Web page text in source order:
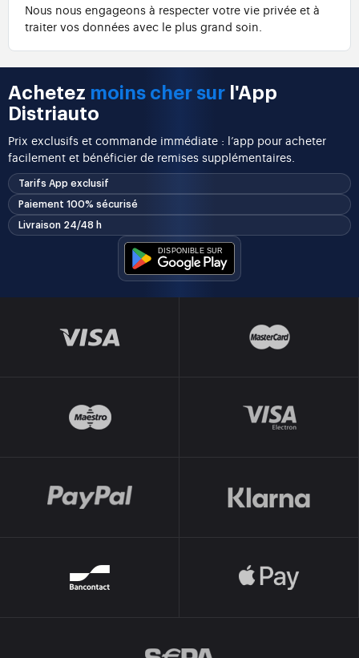
Nous nous engageons à respecter votre vie privée et à
traiter vos données avec le plus grand soin.
Achetez moins cher sur l'App
Distriauto
Prix exclusifs et commande immédiate : l’app pour acheter
facilement et bénéficier de remises supplémentaires.
Tarifs App exclusif
Paiement 100% sécurisé
Livraison 24/48 h